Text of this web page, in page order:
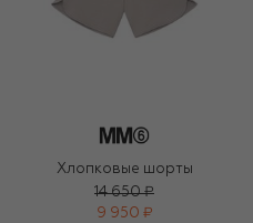
Хлопковые шорты
14 650 ₽
9 950 ₽